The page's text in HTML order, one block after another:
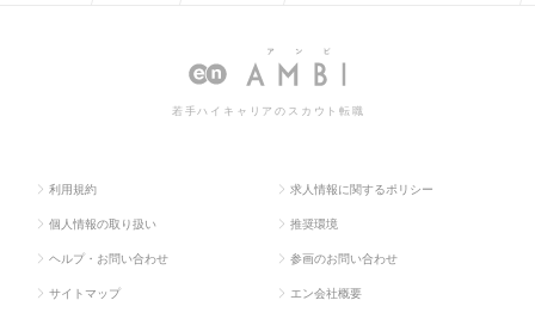
若手ハイキャリアのスカウト転職
利用規約 求人情報に関するポリシー
個人情報の取り扱い 推奨環境
ヘルプ・お問い合わせ 参画のお問い合わせ
サイトマップ エン会社概要